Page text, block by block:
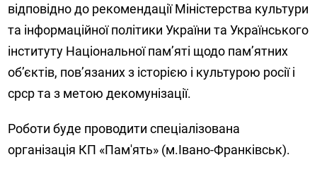
відповідно до рекомендації Міністерства культури
та інформаційної політики України та Українського
інституту Національної пам’яті щодо пам’ятних
об’єктів, пов’язаних з історією і культурою росії і
срср та з метою декомунізації.
Роботи буде проводити спеціалізована
організація КП «Пам'ять» (м.Івано-Франківськ).